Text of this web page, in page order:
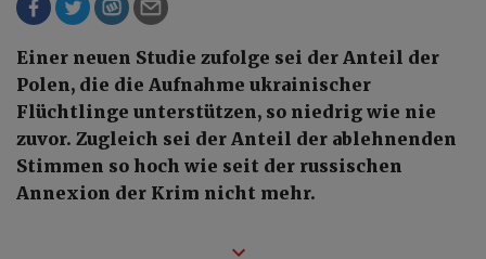
Einer neuen Studie zufolge sei der Anteil der
Polen, die die Aufnahme ukrainischer
Flüchtlinge unterstützen, so niedrig wie nie
zuvor. Zugleich sei der Anteil der ablehnenden
Stimmen so hoch wie seit der russischen
Annexion der Krim nicht mehr.